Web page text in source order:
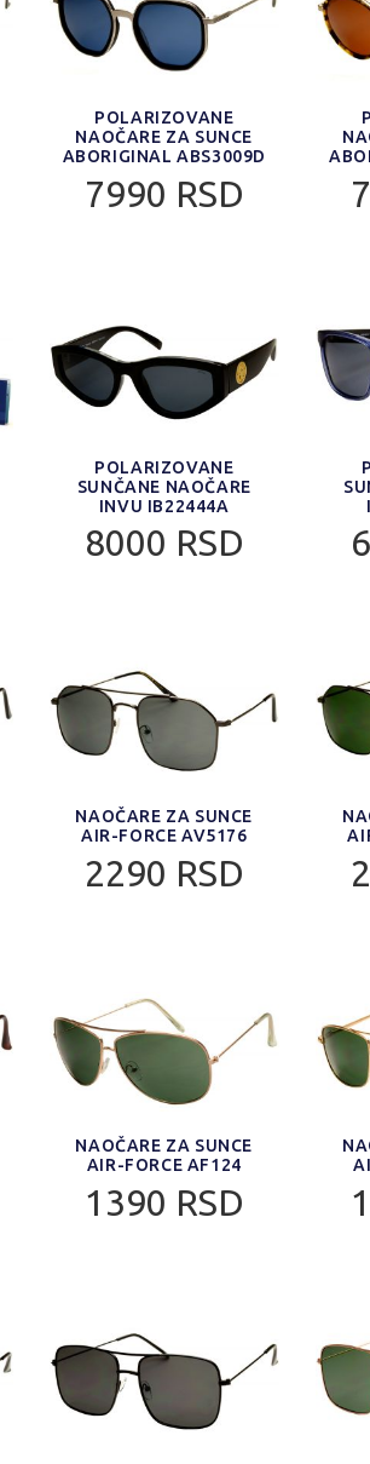
POLARIZOVANE
NAOČARE ZA SUNCE
ABORIGINAL ABS3009D
7990 RSD
POLARIZOVANE
SUNČANE NAOČARE
INVU IB22444A
8000 RSD
NAOČARE ZA SUNCE
AIR-FORCE AV5176
2290 RSD
NAOČARE ZA SUNCE
AIR-FORCE AF124
1390 RSD